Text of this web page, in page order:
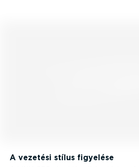
A vezetési stílus figyelése